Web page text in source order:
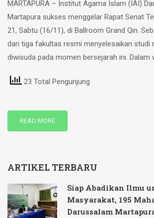
MARTAPURA – Institut Agama Islam (IAI)
Martapura sukses menggelar Rapat Senat
21, Sabtu (16/11), di Ballroom Grand Qin.
dari tiga fakultas resmi menyelesaikan studi
diwisuda pada momen bersejarah ini. Dalam
23 Total Pengunjung
READ MORE
ARTIKEL TERBARU
Siap Abadikan Ilmu
Masyarakat, 195
Darussalam